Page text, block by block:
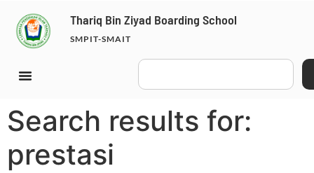
Thariq Bin Ziyad Boarding School
SMPIT-SMAIT
Search results for:
prestasi